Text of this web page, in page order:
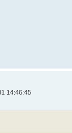
14:46:45